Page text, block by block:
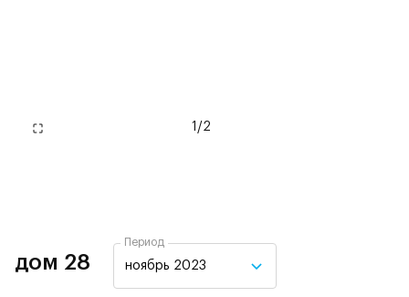
1 /2
дом 28
Период
ноябрь 2023